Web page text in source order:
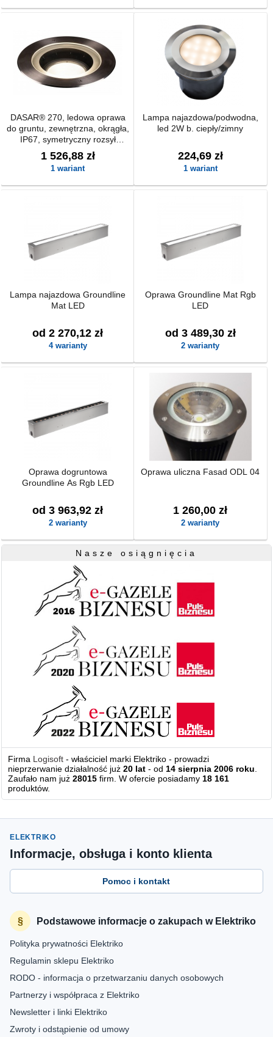
DASAR® 270, ledowa oprawa
do gruntu, zewnętrzna, okrągła,
IP67, symetryczny rozsył
światła
1 526,88 zł
1 wariant
Lampa najazdowa/podwodna,
led 2W b. ciepły/zimny
224,69 zł
1 wariant
Lampa najazdowa Groundline
Mat LED
od 2 270,12 zł
4 warianty
Oprawa Groundline Mat Rgb
LED
od 3 489,30 zł
2 warianty
Oprawa dogruntowa
Groundline As Rgb LED
od 3 963,92 zł
2 warianty
Oprawa uliczna Fasad ODL 04
1 260,00 zł
2 warianty
Nasze osiągnięcia
Firma Logisoft - właściciel marki Elektriko - prowadzi
nieprzerwanie działalność już20 lat - od14 sierpnia 2006 roku.
Zaufało nam już28015 firm. W ofercie posiadamy18 161
produktów.
ELEKTRIKO
Informacje, obsługa i konto klienta
Pomoc i kontakt
Podstawowe informacje o zakupach w Elektriko
Polityka prywatności Elektriko
Regulamin sklepu Elektriko
RODO - informacja o przetwarzaniu danych osobowych
Partnerzy i współpraca z Elektriko
Newsletter i linki Elektriko
Zwroty i odstąpienie od umowy